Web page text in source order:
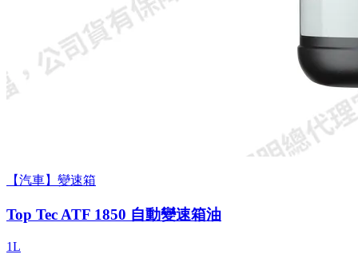
【汽車】變速箱
Top Tec ATF 1850 自動變速箱油
1L